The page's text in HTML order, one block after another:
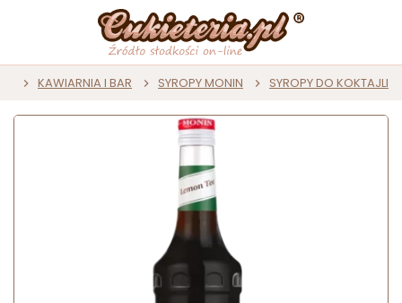
KAWIARNIA I BAR SYROPY MONIN SYROPY DO KOKTAJLI